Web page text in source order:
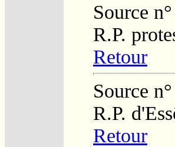
Source
R.P.
Retour
Source
R.P.
Retour